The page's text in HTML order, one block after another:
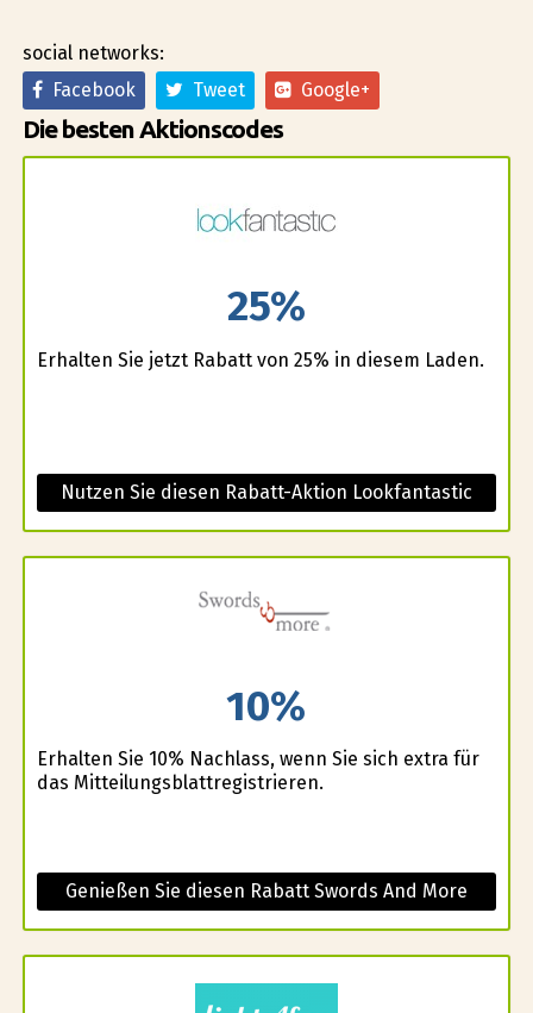
social networks:
Facebook
Tweet Google+
Die besten Aktionscodes
25%
Erhalten Sie jetzt Rabatt von 25% in diesem Laden.
Nutzen Sie diesen Rabatt-Aktion Lookfantastic
10%
Erhalten Sie 10% Nachlass, wenn Sie sich extra für
das Mitteilungsblattregistrieren.
Genießen Sie diesen Rabatt Swords And More